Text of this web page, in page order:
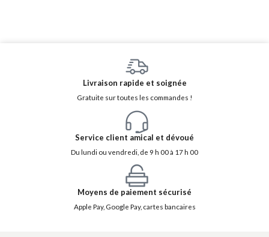
Livraison rapide et soignée
Gratuite sur toutes les commandes !
Service client amical et dévoué
Du lundi ou vendredi, de 9 h 00 à 17 h 00
Moyens de paiement sécurisé
Apple Pay, Google Pay, cartes bancaires